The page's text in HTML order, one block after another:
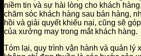
niềm tin và sự hài lòng cho khách
chăm sóc khách hàng sau bán hàng,
hồi và giải quyết khiếu nại, cũng sẽ
của xưởng may trong mắt khách hàng.
Tóm lại, quy trình vận hành và quản lý